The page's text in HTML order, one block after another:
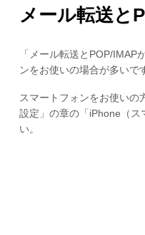
メール転送と
「メール転送とPOP/IMAP
ンをお使いの場合が多いで
スマートフォンをお使いの
設定」の章の「iPhone（ス
い。